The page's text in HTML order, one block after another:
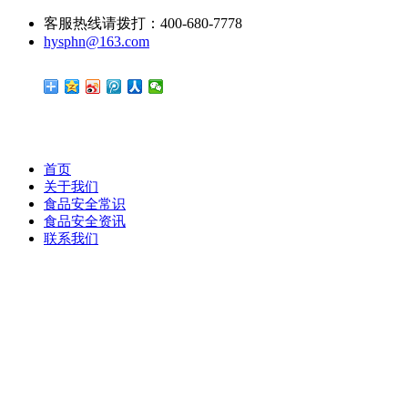
客服热线请拨打：400-680-7778
hysphn@163.com
首页
关于我们
食品安全常识
食品安全资讯
联系我们